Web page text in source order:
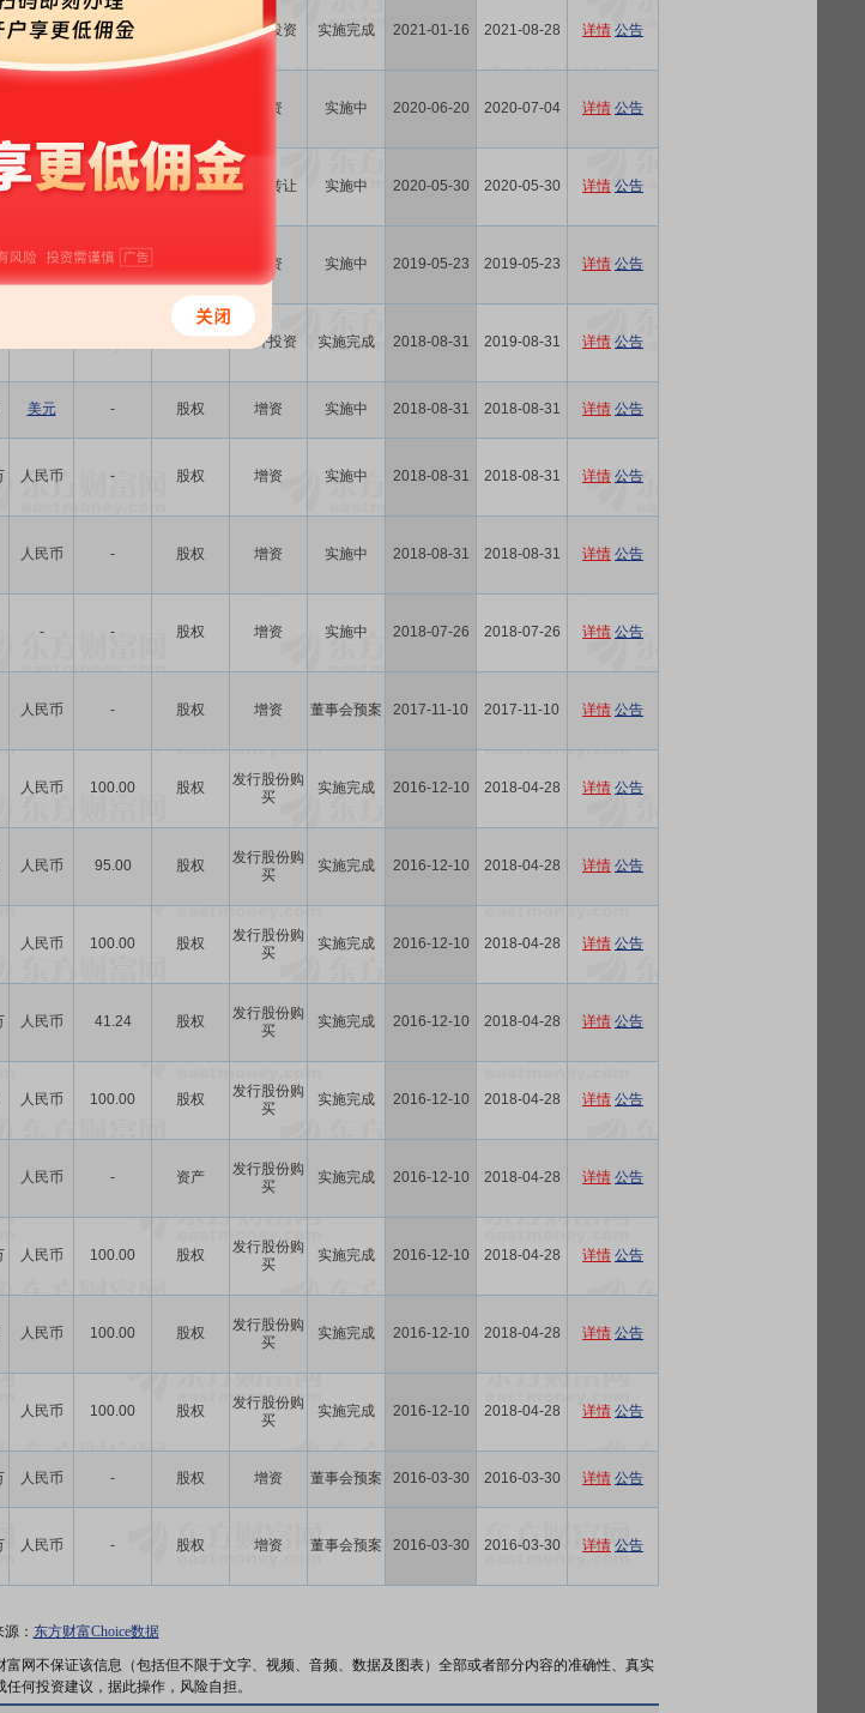
人民币 - 对外投资 实施完成 2021-01-16 2021-08-28 详情 公告
增资 实施中 2020-06-20 2020-07-04 详情 公告
人民币 - 资产 协议转让 实施中 2020-05-30 2020-05-30 详情 公告
人民币 - 增资 实施中 2019-05-23 2019-05-23 详情 公告
对外投资 实施完成 2018-08-31 2019-08-31 详情 公告
美元 - 股权 增资 实施中 2018-08-31 2018-08-31 详情 公告
人民币 - 股权 增资 实施中 2018-08-31 2018-08-31 详情 公告
人民币 - 股权 增资 实施中 2018-08-31 2018-08-31 详情 公告
- - 股权 增资 实施中 2018-07-26 2018-07-26 详情 公告
人民币 - 股权 增资 董事会预案 2017-11-10 2017-11-10 详情 公告
人民币 100.00 股权
发行股份购
买
实施完成 2016-12-10 2018-04-28 详情 公告
人民币 95.00 股权
发行股份购
买
实施完成 2016-12-10 2018-04-28 详情 公告
人民币 100.00 股权
发行股份购
买
实施完成 2016-12-10 2018-04-28 详情 公告
人民币 41.24 股权
发行股份购
买
实施完成 2016-12-10 2018-04-28 详情 公告
人民币 100.00 股权
发行股份购
买
实施完成 2016-12-10 2018-04-28 详情 公告
人民币 - 资产
发行股份购
买
实施完成 2016-12-10 2018-04-28 详情 公告
人民币 100.00 股权
发行股份购
买
实施完成 2016-12-10 2018-04-28 详情 公告
人民币 100.00 股权
发行股份购
买
实施完成 2016-12-10 2018-04-28 详情 公告
人民币 100.00 股权
发行股份购
买
实施完成 2016-12-10 2018-04-28 详情 公告
人民币 - 股权 增资 董事会预案 2016-03-30 2016-03-30 详情 公告
人民币 - 股权 增资 董事会预案 2016-03-30 2016-03-30 详情 公告
： 东方财富Choice数据
网不保证该信息（包括但不限于文字、视频、音频、数据及图表）全部或者部分内容的准确性、真实
何投资建议，据此操作，风险自担。